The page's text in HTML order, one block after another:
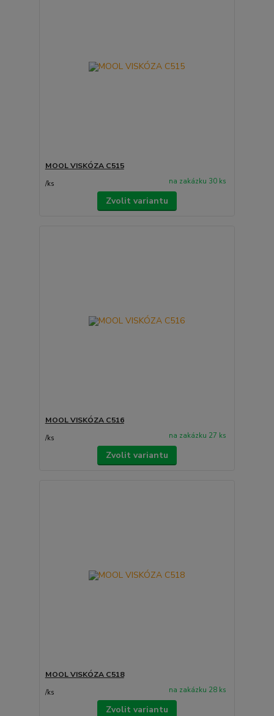
MOOL VISKÓZA C515
/ks na zakázku 30 ks
Zvolit variantu
MOOL VISKÓZA C516
/ks na zakázku 27 ks
Zvolit variantu
MOOL VISKÓZA C518
/ks na zakázku 28 ks
Zvolit variantu